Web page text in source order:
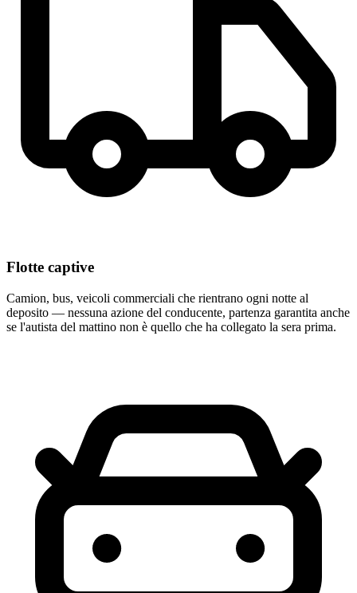
Flotte captive
Camion, bus, veicoli commerciali che rientrano ogni notte al
deposito — nessuna azione del conducente, partenza garantita anche
se l'autista del mattino non è quello che ha collegato la sera prima.